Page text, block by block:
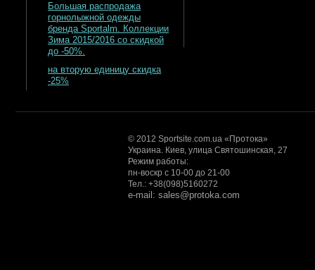
Большая распродажа
горнолыжной одежды
бренда Sportalm. Коллекции
Зима 2015/2016 со скидкой
до -50%.
на вторую единицу скидка
-25%
© 2012 Sportsite.com.ua «Протока»
Украина. Киев, улица Святошинская, 27
Режим работы:
пн-воскр с 10-00 до 21-00
Тел.: +38(098)5160272
e-mail: sales@protoka.com